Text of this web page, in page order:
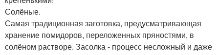
Солёные.
Самая традиционная заготовка, предусматривающая
хранение помидоров, переложенных пряностями, в
солёном растворе. Засолка - процесс несложный и даже